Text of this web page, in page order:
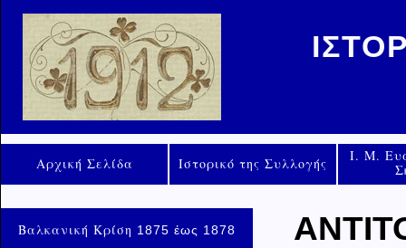
Αρχική Σελίδα Ιστορικό της Συλλογής
Ι. Μ.
Βαλκανική Κρίση 1875 έως 1878